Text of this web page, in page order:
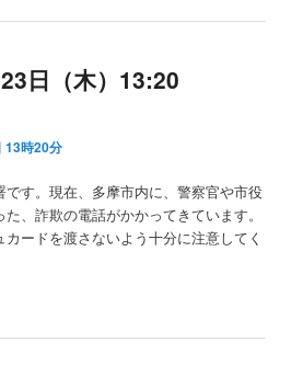
日（木）13:20
13時20分
です。現在、多摩市内に、警察官や市役
、詐欺の電話がかかってきています。
ードを渡さないよう十分に注意してく